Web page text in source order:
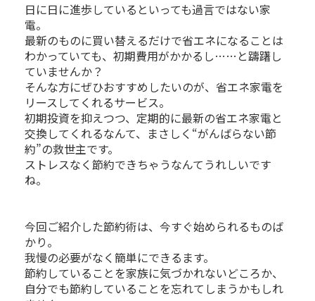
日に日に進歩しているといっても過言ではない家
電。
最新のものに買い替えるだけで省エネになることは
わかっていても、初期費用がかかるし……と躊躇し
ていませんか？
そんな方にぜひおすすめしたいのが、省エネ家電を
リースしてくれるサービス。
初期投資を抑えつつ、定期的に最新の省エネ家電と
交換してくれるなんて、まさしく“がんばらない節
約”の救世主です。
ストレスなく節約できちゃうなんてうれしいです
ね。
今回ご紹介した節約術は、今すぐ始められるものば
かり。
我慢の必要がなく簡単にできるます。
節約していることを家族に気づかれないどころか、
自分でも節約していることを忘れてしまうかもしれ